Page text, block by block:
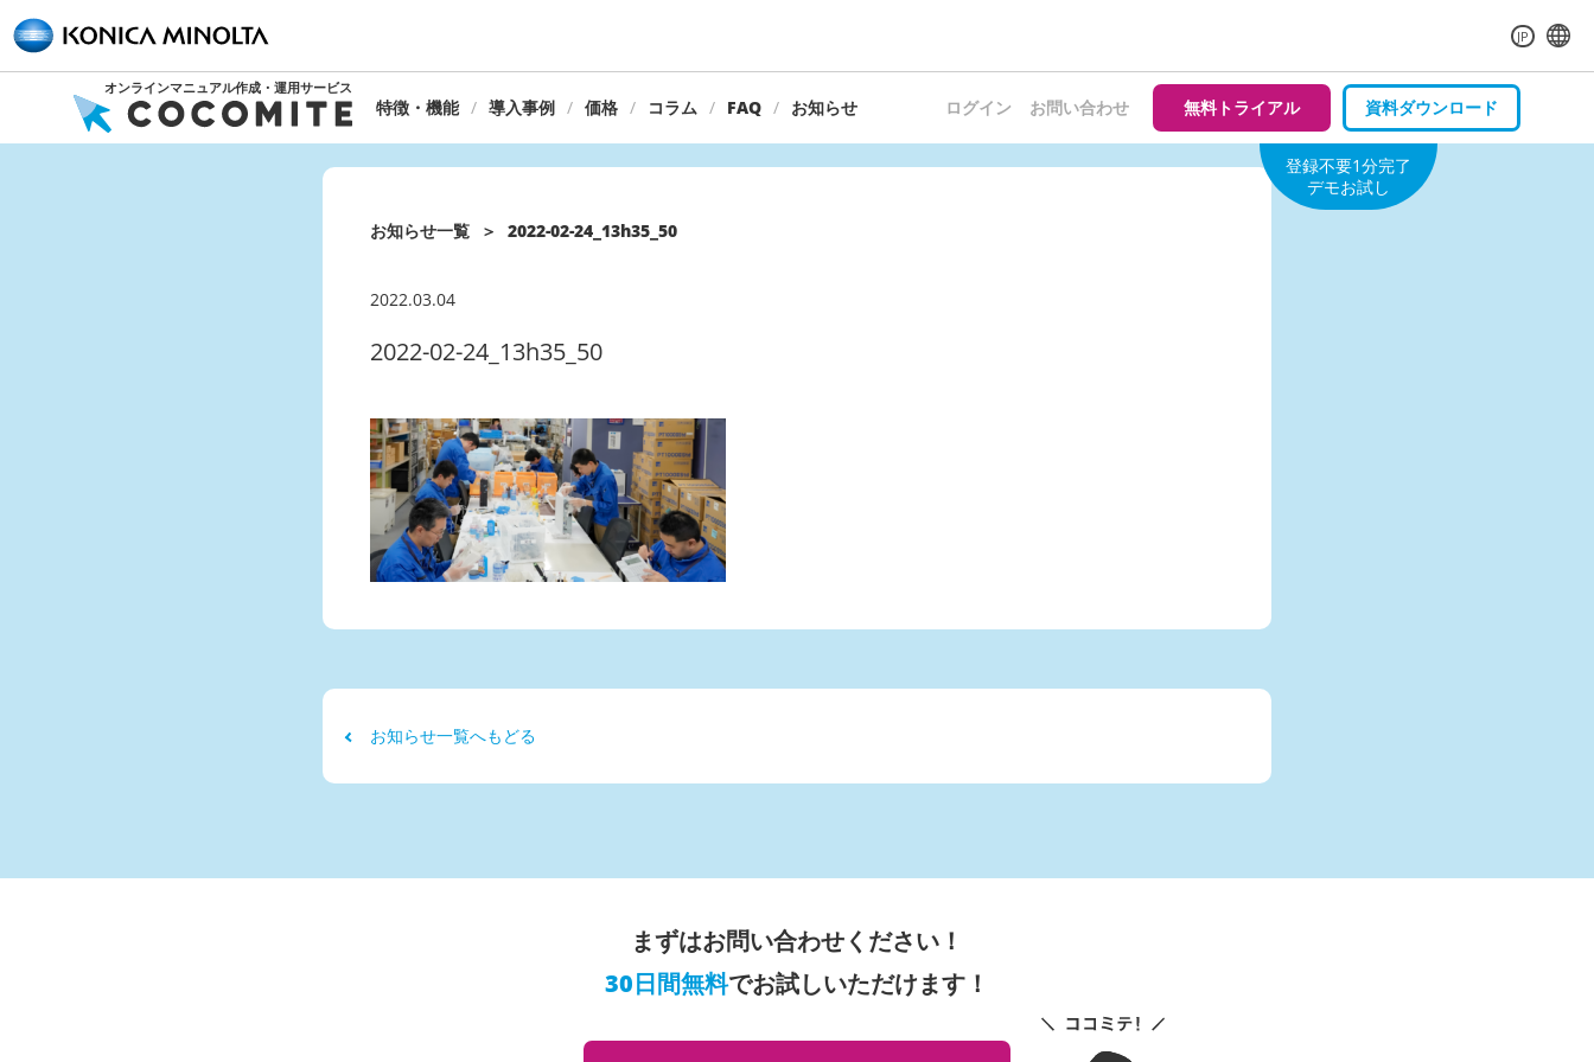
JP
登録不要1分完了
デモお試し
オンラインマニュアル作成・運用サービス
特徴・機能 導入事例 価格 コラム FAQ お知らせ ログイン お問い合わせ 無料トライアル 資料ダウンロード
お知らせ一覧 2022-02-24_13h35_50
2022.03.04
2022-02-24_13h35_50
お知らせ一覧へもどる
まずはお問い合わせください！
30日間無料でお試しいただけます！